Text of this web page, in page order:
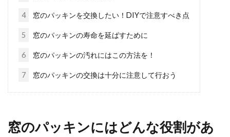
窓の隙間風対策はこれ！100均ショ
マンションなどは機密性が高いため、あまり気
にはなりませんが、一軒家の場合、意外と窓な
どから隙間風が...
窓からの虫の侵入を防ぐには？虫対
4 窓のパッキンを交換したい！DIYで注意すべき点
5 窓のパッキンの寿命を延ばすために
6 窓のパッキンの汚れにはこの方法を！
7 窓のパッキンの交換は十分に注意して行おう
窓のパッキンにはどんな役割があ